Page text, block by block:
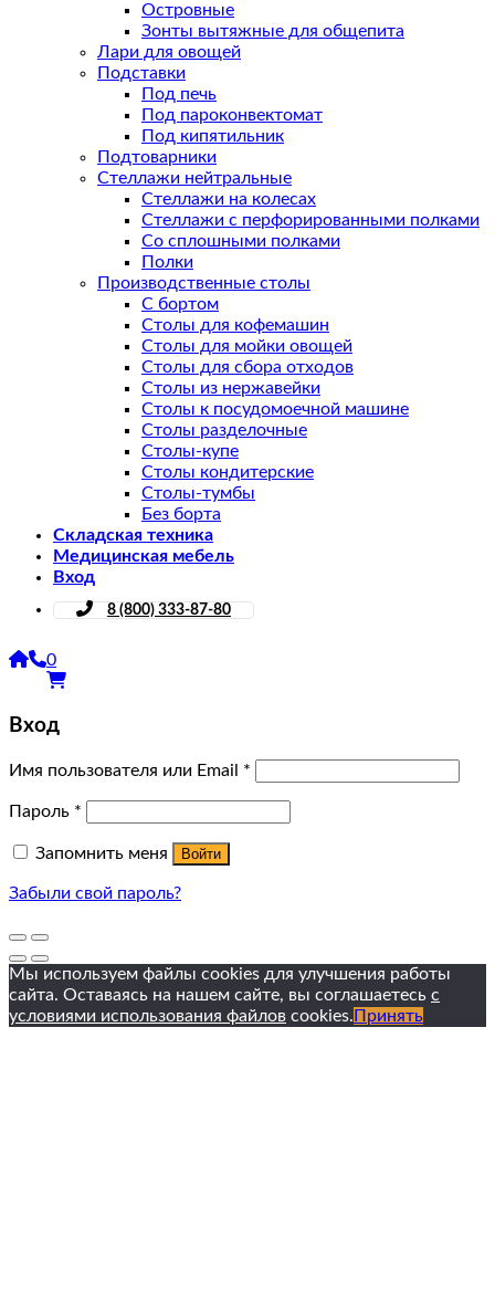
Островные
Зонты вытяжные для общепита
Лари для овощей
Подставки
Под печь
Под пароконвектомат
Под кипятильник
Подтоварники
Стеллажи нейтральные
Стеллажи на колесах
Стеллажи с перфорированными полками
Со сплошными полками
Полки
Производственные столы
С бортом
Столы для кофемашин
Столы для мойки овощей
Столы для сбора отходов
Столы из нержавейки
Столы к посудомоечной машине
Столы разделочные
Столы-купе
Столы кондитерские
Столы-тумбы
Без борта
Складская техника
Медицинская мебель
Вход
8 (800) 333-87-80
0
Вход
Имя пользователя или Email *
Пароль *
Запомнить меня Войти
Забыли свой пароль?
Мы используем файлы cookies для улучшения работы
сайта. Оставаясь на нашем сайте, вы соглашаетесь с
условиями использования файлов cookies. Принять